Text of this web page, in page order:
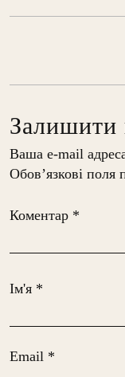
Залишити
Ваша e-mail
Обов’язкові поля
Коментар *
Ім'я *
Email *